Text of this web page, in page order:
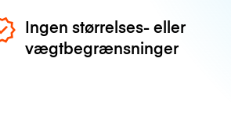
Ingen størrelses- eller
vægtbegrænsninger